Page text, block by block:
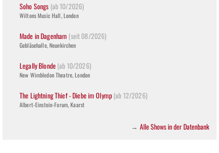
Soho Songs (ab 10/2026)
Wiltons Music Hall, London
Made in Dagenham (seit 08/2026)
Gebläsehalle, Neunkirchen
Legally Blonde(ab 10/2026)
New Wimbledon Theatre, London
The Lightning Thief - Diebe im Olymp(ab 12/2026)
Albert-Einstein-Forum, Kaarst
→ Alle Shows in der Datenbank